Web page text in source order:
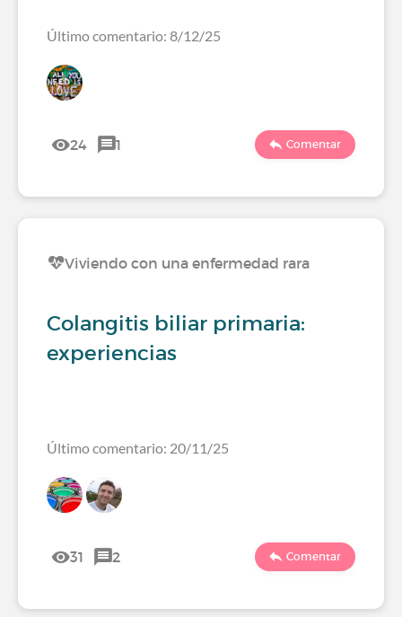
Último comentario: 8/12/25
24 1 Comentar
Viviendo con una enfermedad rara
Colangitis biliar primaria:
experiencias
Último comentario: 20/11/25
31 2 Comentar